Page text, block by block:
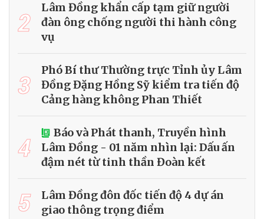
2
Lâm Đồng khẩn cấp tạm giữ người
đàn ông chống người thi hành công
vụ
3
Phó Bí thư Thường trực Tỉnh ủy Lâm
Đồng Đặng Hồng Sỹ kiểm tra tiến độ
Cảng hàng không Phan Thiết
4
Báo và Phát thanh, Truyền hình
Lâm Đồng - 01 năm nhìn lại: Dấu ấn
đậm nét từ tinh thần Đoàn kết
5
Lâm Đồng đôn đốc tiến độ 4 dự án
giao thông trọng điểm